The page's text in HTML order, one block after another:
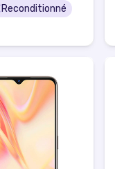
Reconditionné